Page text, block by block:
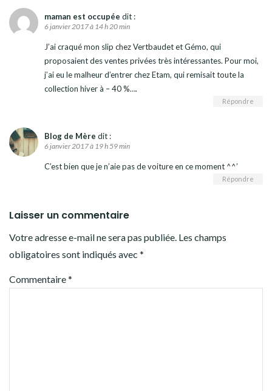
maman est occupée dit :
6 janvier 2017 à 14 h 20 min
J’ai craqué mon slip chez Vertbaudet et Gémo, qui
proposaient des ventes privées très intéressantes. Pour moi,
j’ai eu le malheur d’entrer chez Etam, qui remisait toute la
collection hiver à – 40 %….
Répondre
Blog de Mère dit :
6 janvier 2017 à 19 h 59 min
C’est bien que je n’aie pas de voiture en ce moment ^^’
Répondre
Laisser un commentaire
Votre adresse e-mail ne sera pas publiée. Les champs
obligatoires sont indiqués avec *
Commentaire*